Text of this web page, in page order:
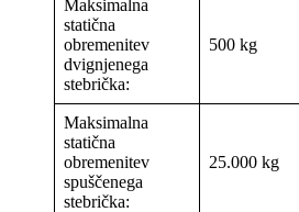
Maksimalna
statična
obremenitev
dvignjenega
stebrička:
500 kg
Maksimalna
statična
obremenitev
spuščenega
stebrička:
25.000 kg